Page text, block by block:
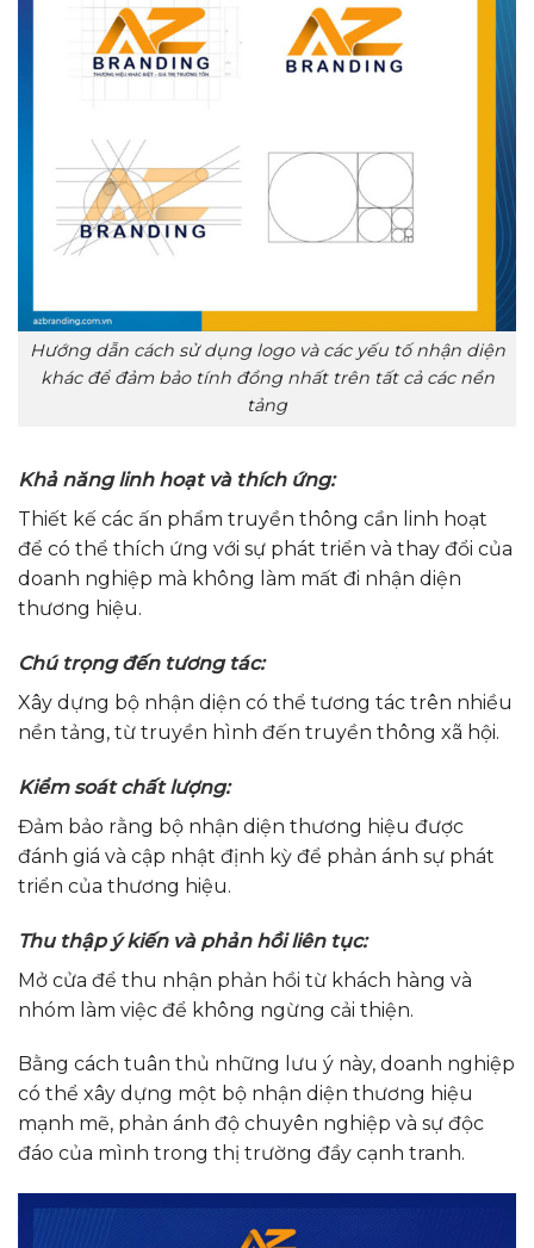
Hướng dẫn cách sử dụng logo và các yếu tố nhận diện
khác để đảm bảo tính đồng nhất trên tất cả các nền
tảng
Khả năng linh hoạt và thích ứng:
Thiết kế các ấn phẩm truyền thông cần linh hoạt
để có thể thích ứng với sự phát triển và thay đổi của
doanh nghiệp mà không làm mất đi nhận diện
thương hiệu.
Chú trọng đến tương tác:
Xây dựng bộ nhận diện có thể tương tác trên nhiều
nền tảng, từ truyền hình đến truyền thông xã hội.
Kiểm soát chất lượng:
Đảm bảo rằng bộ nhận diện thương hiệu được
đánh giá và cập nhật định kỳ để phản ánh sự phát
triển của thương hiệu.
Thu thập ý kiến và phản hồi liên tục:
Mở cửa để thu nhận phản hồi từ khách hàng và
nhóm làm việc để không ngừng cải thiện.
Bằng cách tuân thủ những lưu ý này, doanh nghiệp
có thể xây dựng một bộ nhận diện thương hiệu
mạnh mẽ, phản ánh độ chuyên nghiệp và sự độc
đáo của mình trong thị trường đầy cạnh tranh.